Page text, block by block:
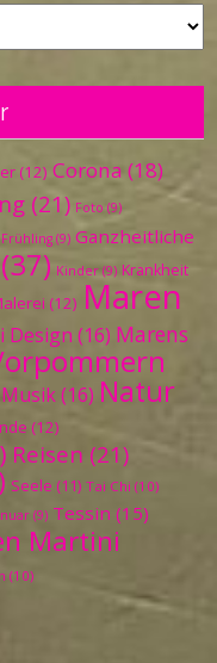
(12) Corona (18)
(21) Foto (9)
Frühling (9) Ganzheitliche
(37) Kinder (9) Krankheit
(12) Maren
Design (16) Marens
Musik(16) Natur
(12)
Reisen (21)
Seele (11) Tai Chi (10)
(9) Tessin (15)
Martini
(10)